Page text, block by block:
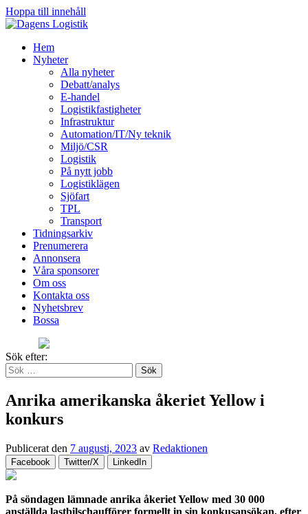
Hoppa till innehåll
Hem
Nyheter
Alla nyheter
Debatt/analys
E-handel
Logistikfastigheter
Infrastruktur
Automation/IT/Ny teknik
Miljö/CSR
Logistik
På nytt jobb
Logistiklägen
Sjöfart
TPL
Transport
Tidningsarkiv
Prenumerera
Annonsera
Våra sponsorer
Om oss
Kontakta oss
Nyhetsbrev
Bossa
Sök efter:
Anrika amerikanska åkeriet Yellow i
konkurs
Publicerat den 7 augusti, 2023 av Redaktionen
Facebook Twitter/X LinkedIn
På söndagen lämnade anrika åkeriet Yellow med 30 000
anställda lastbilschaufförer formellt in sin konkusansökan, efter